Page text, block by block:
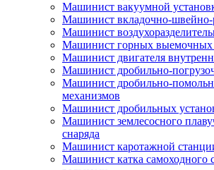
Машинист вакуумной
Машинист вкладочно-швейно-
Машинист
Машинист горных
Машинист двигателя
Машинист дробильно-
Машинист дробильно-
механизмов
Машинист дробильных
Машинист землесосного
снаряда
Машинист каротажной
Машинист катка самоходного